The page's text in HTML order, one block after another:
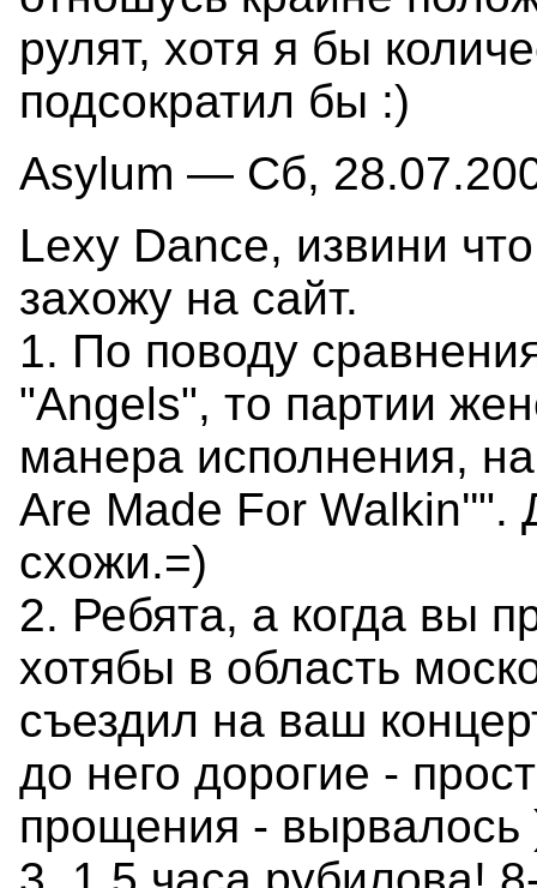
рулят, хотя я бы
подсократил бы :)
Asylum — Сб,
Lexy Dance, извини
захожу на сайт.
1. По поводу
"Angels", то партии
манера исполнения,
Are Made For Walkin''".
схожи.=)
2. Ребята, а когда вы
хотябы в область
съездил на ваш
до него дорогие -
прощения - вырвалось